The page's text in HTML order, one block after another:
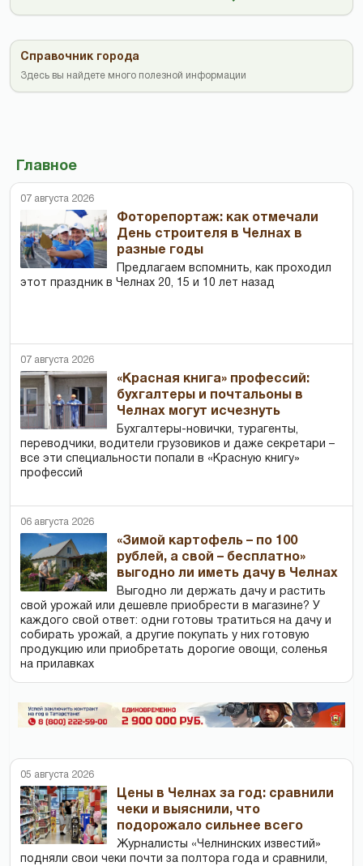
Справочник города
Здесь вы найдете много полезной информации
Главное
07 августа 2026
Фоторепортаж: как отмечали
День строителя в Челнах в
разные годы
Предлагаем вспомнить, как проходил
этот праздник в Челнах 20, 15 и 10 лет назад
07 августа 2026
«Красная книга» профессий:
бухгалтеры и почтальоны в
Челнах могут исчезнуть
Бухгалтеры-новички, тур­агенты,
переводчики, водители грузовиков и даже секретари –
все эти специальности попали в «Красную книгу»
профессий
06 августа 2026
«Зимой картофель – по 100
рублей, а свой – бесплатно»
выгодно ли иметь дачу в Челнах
Выгодно ли держать дачу и растить
свой урожай или дешевле приобрести в магазине? У
каждого свой ответ: одни готовы тратиться на дачу и
собирать урожай, а другие покупать у них готовую
продукцию или приобретать дорогие овощи, соленья
на прилавках
05 августа 2026
Цены в Челнах за год: сравнили
чеки и выяснили, что
подорожало сильнее всего
Журналисты «Челнинских известий»
подняли свои чеки почти за полтора года и сравнили,